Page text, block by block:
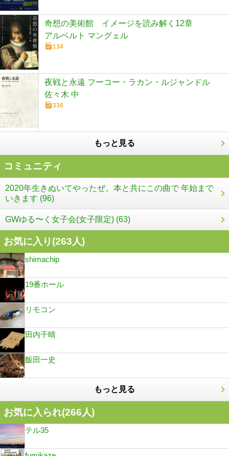
奇想の美術館 イメージを読み解く12章
アルベルト マングェル
134
夜戦と永遠 フーコー・ラカン・ルジャンドル
佐々木 中
336
もっと見る
コミュニティ
2020年生きぬいてやったぜ。本と共にこの曲で 年始まで
いきます (96)
GWゆる〜く女子会(女子限定) (63)
お気に入り(263人)
shimachip
19番ホール
リモコン
田内千晴
飯田一史
もっと見る
お気に入られ(266人)
テル35